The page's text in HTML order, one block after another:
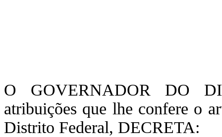
O GOVERNADOR DO
atribuições que lhe confere o
Distrito Federal, DECRETA: